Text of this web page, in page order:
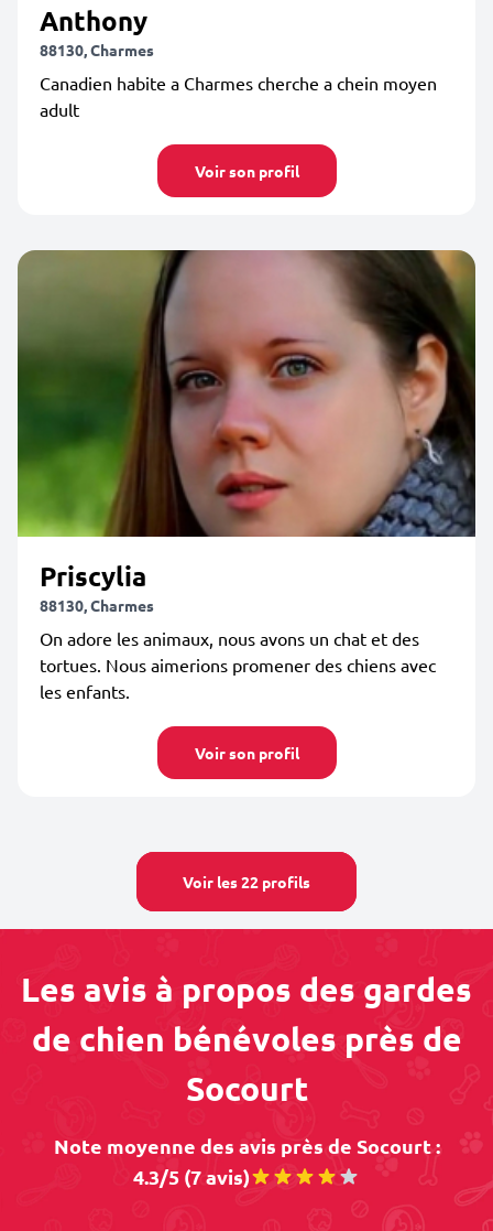
Anthony
88130, Charmes
Canadien habite a Charmes cherche a chein moyen
adult
Voir son profil
Priscylia
88130, Charmes
On adore les animaux, nous avons un chat et des
tortues. Nous aimerions promener des chiens avec
les enfants.
Voir son profil
Voir les 22 profils
Les avis à propos des gardes
de chien bénévoles près de
Socourt
Note moyenne des avis près de Socourt :
4.3/5 (7 avis)